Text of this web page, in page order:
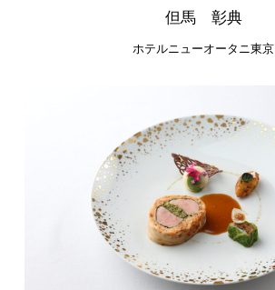
但馬 彰典
ホテルニューオータニ東京